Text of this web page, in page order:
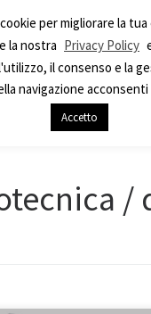
/ display
/
per migliorare la tua
la nostra Privacy Policy
il consenso e la
navigazione
Accetto